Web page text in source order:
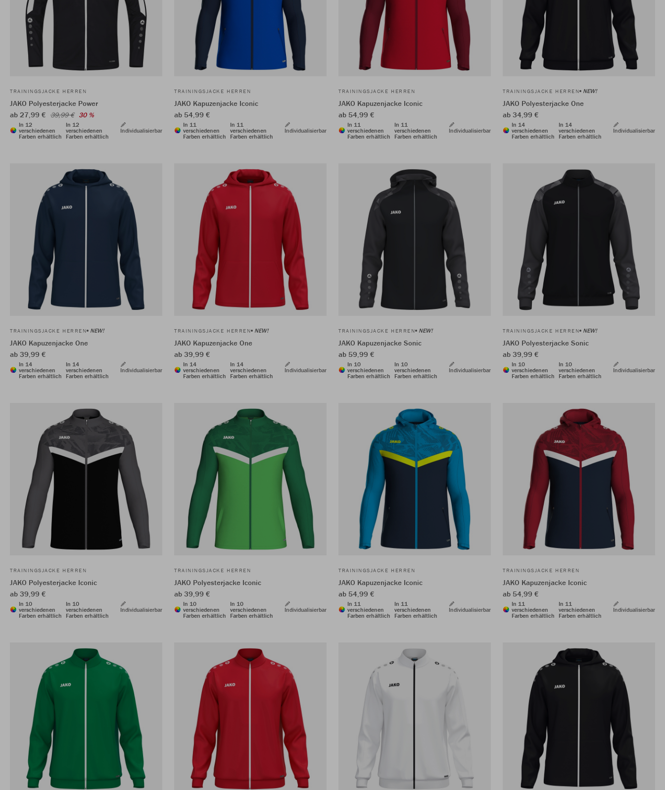
TRAININGSJACKE HERREN
JAKO Polyesterjacke Power
ab 27,99 € 39,99 € 30 %
In 12
verschiedenen
Farben erhältlich
In 12
verschiedenen
Farben erhältlich
Individualisierbar
TRAININGSJACKE HERREN
JAKO Kapuzenjacke Iconic
ab 54,99 €
In 11
verschiedenen
Farben erhältlich
In 11
verschiedenen
Farben erhältlich
Individualisierbar
TRAININGSJACKE HERREN
JAKO Kapuzenjacke Iconic
ab 54,99 €
In 11
verschiedenen
Farben erhältlich
In 11
verschiedenen
Farben erhältlich
Individualisierbar
TRAININGSJACKE HERREN NEW!
JAKO Polyesterjacke One
ab 34,99 €
In 14
verschiedenen
Farben erhältlich
In 14
verschiedenen
Farben erhältlich
Individualisierbar
TRAININGSJACKE HERREN NEW!
JAKO Kapuzenjacke One
ab 39,99 €
In 14
verschiedenen
Farben erhältlich
In 14
verschiedenen
Farben erhältlich
Individualisierbar
TRAININGSJACKE HERREN NEW!
JAKO Kapuzenjacke One
ab 39,99 €
In 14
verschiedenen
Farben erhältlich
In 14
verschiedenen
Farben erhältlich
Individualisierbar
TRAININGSJACKE HERREN NEW!
JAKO Kapuzenjacke Sonic
ab 59,99 €
In 10
verschiedenen
Farben erhältlich
In 10
verschiedenen
Farben erhältlich
Individualisierbar
TRAININGSJACKE HERREN NEW!
JAKO Polyesterjacke Sonic
ab 39,99 €
In 10
verschiedenen
Farben erhältlich
In 10
verschiedenen
Farben erhältlich
Individualisierbar
TRAININGSJACKE HERREN
JAKO Polyesterjacke Iconic
ab 39,99 €
In 10
verschiedenen
Farben erhältlich
In 10
verschiedenen
Farben erhältlich
Individualisierbar
TRAININGSJACKE HERREN
JAKO Polyesterjacke Iconic
ab 39,99 €
In 10
verschiedenen
Farben erhältlich
In 10
verschiedenen
Farben erhältlich
Individualisierbar
TRAININGSJACKE HERREN
JAKO Kapuzenjacke Iconic
ab 54,99 €
In 11
verschiedenen
Farben erhältlich
In 11
verschiedenen
Farben erhältlich
Individualisierbar
TRAININGSJACKE HERREN
JAKO Kapuzenjacke Iconic
ab 54,99 €
In 11
verschiedenen
Farben erhältlich
In 11
verschiedenen
Farben erhältlich
Individualisierbar